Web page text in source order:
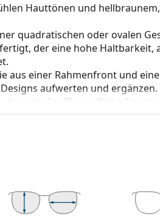
Hauttönen und
quadratischen oder ovalen
der eine hohe Haltbarkeit,
aus einer Rahmenfront und
aufwerten und
sie das Glas vollständig
ist für alle Gläser
Etuis und sein Design können